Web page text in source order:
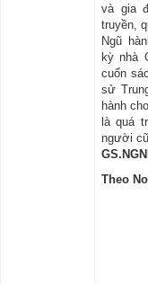
và gia
truyền,
Ngũ
kỳ nhà
cuốn
sử
hành
là quá
người
Theo